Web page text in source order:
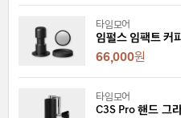
타임모어
임펄스 임팩트 커
66,000원
타임모어
C3S Pro 핸드 그